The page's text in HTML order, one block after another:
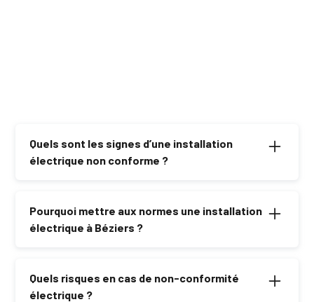
Quels sont les signes d’une installation
électrique non conforme ?
prises brûlées ou absence de mise à la terre sont des
signaux d’alerte.
Pourquoi mettre aux normes une installation
électrique à Béziers ?
conformité de votre installation, évitant tout risque
électrique.
Quels risques en cas de non-conformité
électrique ?